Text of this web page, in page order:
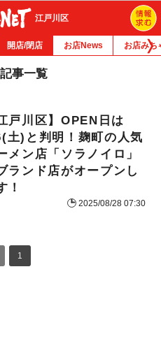
江戸川区
開店/閉店 お店News お店みち
事一覧
戸川区】OPEN日は
土)と判明！麹町の人気
メン店「ソラノイロ」
ランド店がオープンし
！
2025/08/28 07:30
1